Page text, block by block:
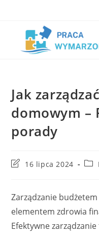
Jak
domowym –
porady
Post16 lipca 2024
Post
Zarządzanie
elementem zdrowia
Efektywne